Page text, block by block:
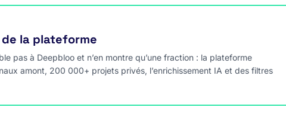
de la plateforme
pas à Deepbloo et n’en montre qu’une fraction : la plateforme
amont, 200 000+ projets privés, l’enrichissement IA et des filtres